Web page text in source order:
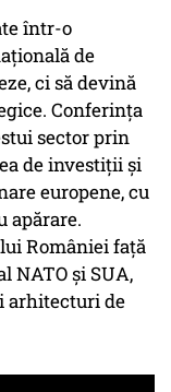
într-o
de
ci să devină
Conferința
sector prin
de investiții și
europene, cu
apărare.
României față
NATO și SUA,
arhitecturi de